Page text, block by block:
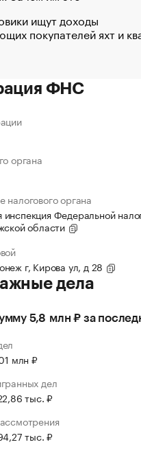
ищут доходы
покупателей яхт и
ФНС
органа
налогового органа
Федеральной
области
г, Кирова ул, д 28
дела
5,8 млн ₽ за
млн ₽
дел
тыс. ₽
тыс. ₽